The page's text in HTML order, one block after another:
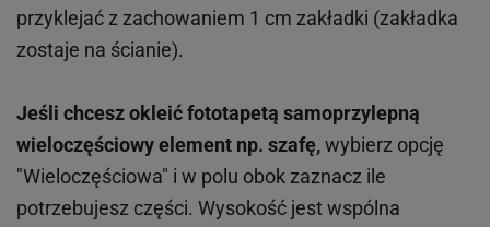
przyklejać z zachowaniem 1 cm zakładki (zakładka
zostaje na ścianie).
Jeśli chcesz okleić fototapetą samoprzylepną
wieloczęściowy element np. szafę,wybierz opcję
"Wieloczęściowa" i w polu obok zaznacz ile
potrzebujesz części. Wysokość jest wspólna